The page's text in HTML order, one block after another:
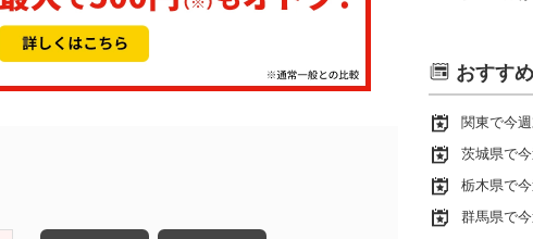
おすす
関東で今
茨城県で
栃木県で
群馬県で